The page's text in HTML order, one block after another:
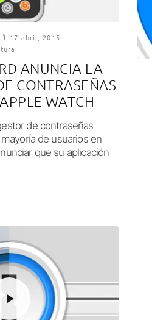
17 abril, 2015
ANUNCIA LA
CONTRASEÑAS
WATCH
de contraseñas
de usuarios en
que su aplicación